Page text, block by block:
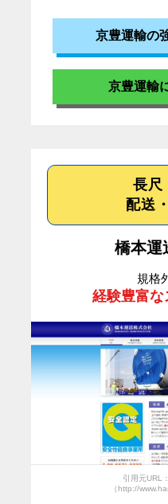
京豊運輸の
京豊運輸
長尺
配送
橋本運
規格
経験豊富
引用元URL
（http://